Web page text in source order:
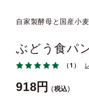
自家製酵母と国産小
ぶどう食パ
（1）
918 税込